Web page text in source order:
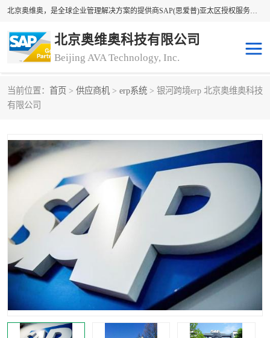
北京奥维奥，是全球企业管理解决方案的提供商SAP(思爱普)亚太区授权服务商领军者，SAP金牌服务商和代理商。企业ERP系统软件，SAP软件实施，17年来服务客户1500多家。提供SAP Business One，SAP Business ByDesign，SAP S/4HANA Cloud，SAP Analytics Cloud （分析云）等产品与解决方案。咨询专线：400-890-8880
北京奥维奥科技有限公司
Beijing AVA Technology, Inc.
当前位置： 首页 > 供应商机 > erp系统 > 银河跨境erp 北京奥维奥科技
有限公司
sap系统
sap软件开发 sap管理系统
码上用条码管理 扫码系统
工厂ERP软件
工厂ERP系统 皮具厂erp系统
食品厂erp系统 塑胶厂erp系统
玩具厂erp系统 五金厂erp系统